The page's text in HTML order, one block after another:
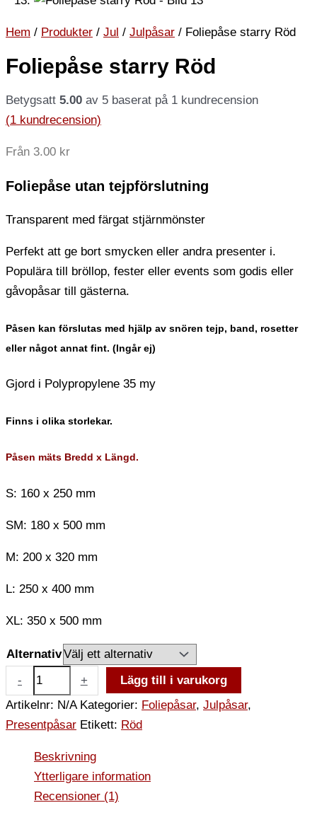
Hem / Produkter / Jul / Julpåsar / Foliepåse starry Röd
Foliepåse starry Röd
Betygsatt 5.00 av 5 baserat på 1 kundrecension
(1 kundrecension)
Från 3.00 kr
Foliepåse utan tejpförslutning
Transparent med färgat stjärnmönster
Perfekt att ge bort smycken eller andra presenter i.
Populära till bröllop, fester eller events som godis eller
gåvopåsar till gästerna.
Påsen kan förslutas med hjälp av snören tejp, band, rosetter
eller något annat fint. (Ingår ej)
Gjord i Polypropylene 35 my
Finns i olika storlekar.
Påsen mäts Bredd x Längd.
S: 160 x 250 mm
SM: 180 x 500 mm
M: 200 x 320 mm
L: 250 x 400 mm
XL: 350 x 500 mm
Alternativ
-
+
Lägg till i varukorg
Artikelnr: N/A Kategorier: Foliepåsar, Julpåsar,
Presentpåsar Etikett: Röd
Beskrivning
Ytterligare information
Recensioner (1)